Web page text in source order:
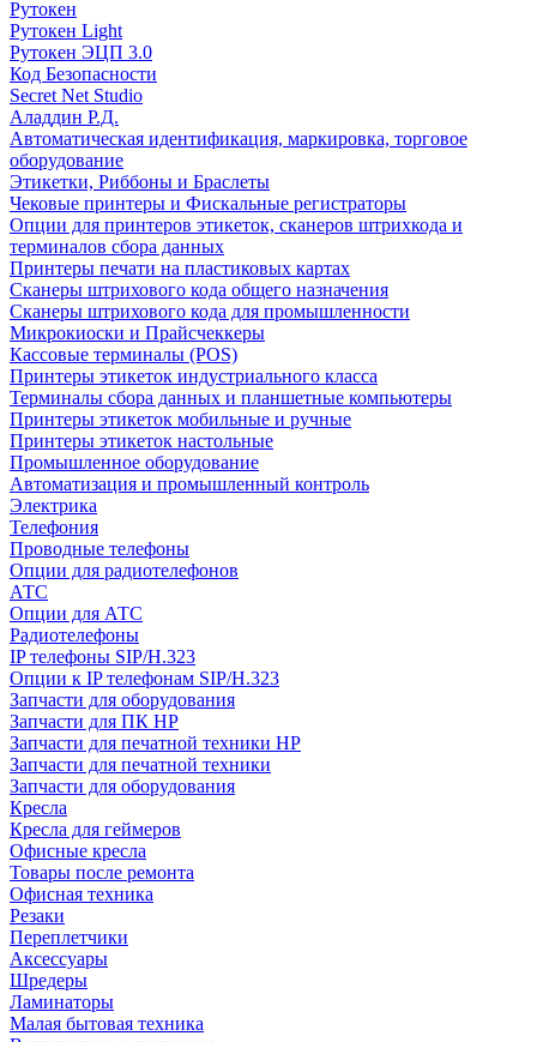
Рутокен
Рутокен Light
Рутокен ЭЦП 3.0
Код Безопасности
Secret Net Studio
Аладдин Р.Д.
Автоматическая идентификация, маркировка, торговое
оборудование
Этикетки, Риббоны и Браслеты
Чековые принтеры и Фискальные регистраторы
Опции для принтеров этикеток, сканеров штрихкода и
терминалов сбора данных
Принтеры печати на пластиковых картах
Сканеры штрихового кода общего назначения
Сканеры штрихового кода для промышленности
Микрокиоски и Прайсчеккеры
Кассовые терминалы (POS)
Принтеры этикеток индустриального класса
Терминалы сбора данных и планшетные компьютеры
Принтеры этикеток мобильные и ручные
Принтеры этикеток настольные
Промышленное оборудование
Автоматизация и промышленный контроль
Электрика
Телефония
Проводные телефоны
Опции для радиотелефонов
АТС
Опции для АТС
Радиотелефоны
IP телефоны SIP/H.323
Опции к IP телефонам SIP/H.323
Запчасти для оборудования
Запчасти для ПК HP
Запчасти для печатной техники HP
Запчасти для печатной техники
Запчасти для оборудования
Кресла
Кресла для геймеров
Офисные кресла
Товары после ремонта
Офисная техника
Резаки
Переплетчики
Аксессуары
Шредеры
Ламинаторы
Малая бытовая техника